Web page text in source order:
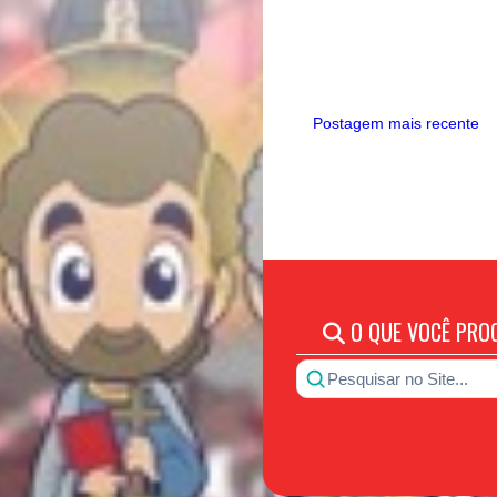
Postagem mais recente
O QUE VOCÊ
Pesquisar no Site...